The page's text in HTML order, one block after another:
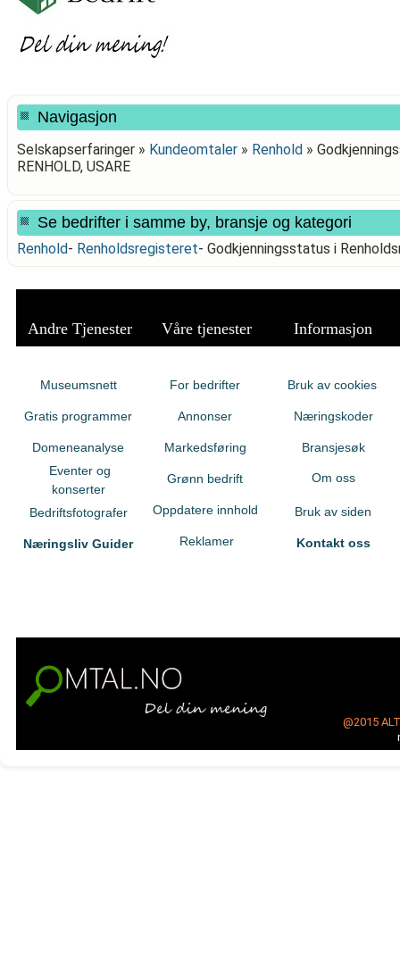
Navigasjon
Selskapserfaringer » Kundeomtaler » Renhold »
RENHOLD, USARE
Se bedrifter i samme by, bransje og kategori
Renhold- Renholdsregisteret- Godkjenningsstatus i
Andre Tjenester Våre tjenester Informasjon
Museumsnett
Gratis programmer
Domeneanalyse
Eventer og
konserter
Bedriftsfotografer
Næringsliv Guider
For bedrifter
Annonser
Markedsføring
Grønn bedrift
Oppdatere innhold
Reklamer
Bruk av cookies
Næringskoder
Bransjesøk
Om oss
Bruk av siden
Kontakt oss
@2015